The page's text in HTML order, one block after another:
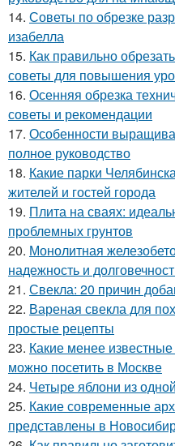
14. Советы по обрезке
изабелла
15. Как правильно
советы для повышения
16. Осенняя обрезка
советы и рекомендации
17. Особенности
полное руководство
18. Какие парки
жителей и гостей города
19. Плита на сваях:
проблемных грунтов
20. Монолитная
надежность и
21. Свекла: 20 причин
22. Вареная свекла для
простые рецепты
23. Какие менее
можно посетить в Москве
24. Четыре яблони из
25. Какие современные
представлены в